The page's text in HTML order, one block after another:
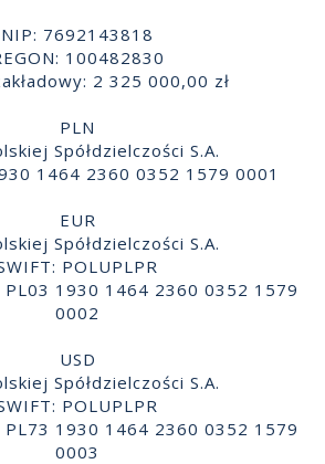
NIP: 7692143818
100482830
2 325 000,00 zł
PLN
Spółdzielczości S.A.
1464 2360 0352 1579 0001
EUR
Spółdzielczości S.A.
POLUPLPR
PL03 1930 1464 2360 0352 1579
0002
USD
Spółdzielczości S.A.
POLUPLPR
PL73 1930 1464 2360 0352 1579
0003